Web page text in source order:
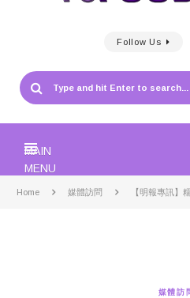
Follow Us
MAIN
MENU
Home 媒體訪問 【明報專訊】
媒體訪